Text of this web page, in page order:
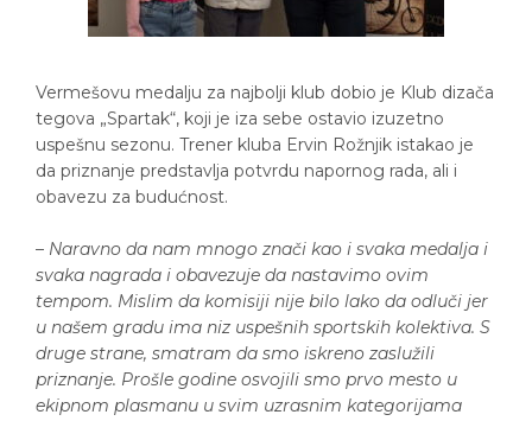
Vermešovu medalju za najbolji klub dobio je Klub dizača
tegova „Spartak“, koji je iza sebe ostavio izuzetno
uspešnu sezonu. Trener kluba Ervin Rožnjik istakao je
da priznanje predstavlja potvrdu napornog rada, ali i
obavezu za budućnost.
– Naravno da nam mnogo znači kao i svaka medalja i
svaka nagrada i obavezuje da nastavimo ovim
tempom. Mislim da komisiji nije bilo lako da odluči jer
u našem gradu ima niz uspešnih sportskih kolektiva. S
druge strane, smatram da smo iskreno zaslužili
priznanje. Prošle godine osvojili smo prvo mesto u
ekipnom plasmanu u svim uzrasnim kategorijama